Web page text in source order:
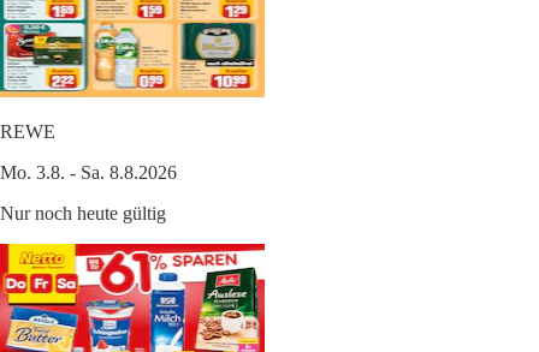
REWE
Mo. 3.8. - Sa. 8.8.2026
Nur noch heute gültig